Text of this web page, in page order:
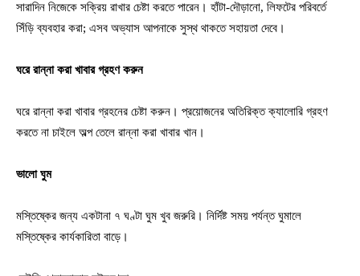
সারাদিন নিজেকে সক্রিয় রাখার চেষ্টা করতে পারেন। হাঁটা-দৌড়ানো, লিফটের পরিবর্তে
সিঁড়ি ব্যবহার করা; এসব অভ্যাস আপনাকে সুস্থ থাকতে সহায়তা দেবে।
ঘরে রান্না করা খাবার গ্রহণ করুন
ঘরে রান্না করা খাবার গ্রহনের চেষ্টা করুন। প্রয়োজনের অতিরিক্ত ক্যালোরি গ্রহণ
করতে না চাইলে অল্প তেলে রান্না করা খাবার খান।
ভালো ঘুম
মস্তিষ্কের জন্য একটানা ৭ ঘণ্টা ঘুম খুব জরুরি। নির্দিষ্ট সময় পর্যন্ত ঘুমালে
মস্তিষ্কের কার্যকারিতা বাড়ে।